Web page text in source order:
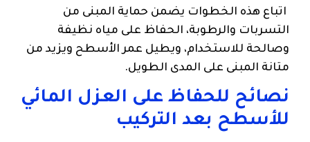
اتباع هذه الخطوات يضمن حماية المبنى من
التسربات والرطوبة، الحفاظ على مياه نظيفة
وصالحة للاستخدام، ويطيل عمر الأسطح ويزيد من
متانة المبنى على المدى الطويل.
نصائح للحفاظ على العزل المائي
للأسطح بعد التركيب